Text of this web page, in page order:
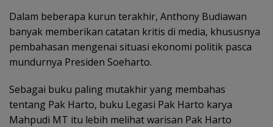
Dalam beberapa kurun terakhir, Anthony Budiawan
banyak memberikan catatan kritis di media, khususnya
pembahasan mengenai situasi ekonomi politik pasca
mundurnya Presiden Soeharto.
Sebagai buku paling mutakhir yang membahas
tentang Pak Harto, buku Legasi Pak Harto karya
Mahpudi MT itu lebih melihat warisan Pak Harto